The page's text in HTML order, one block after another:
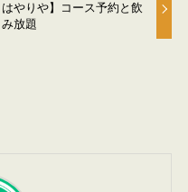
はやりや】コース予約と飲
み放題